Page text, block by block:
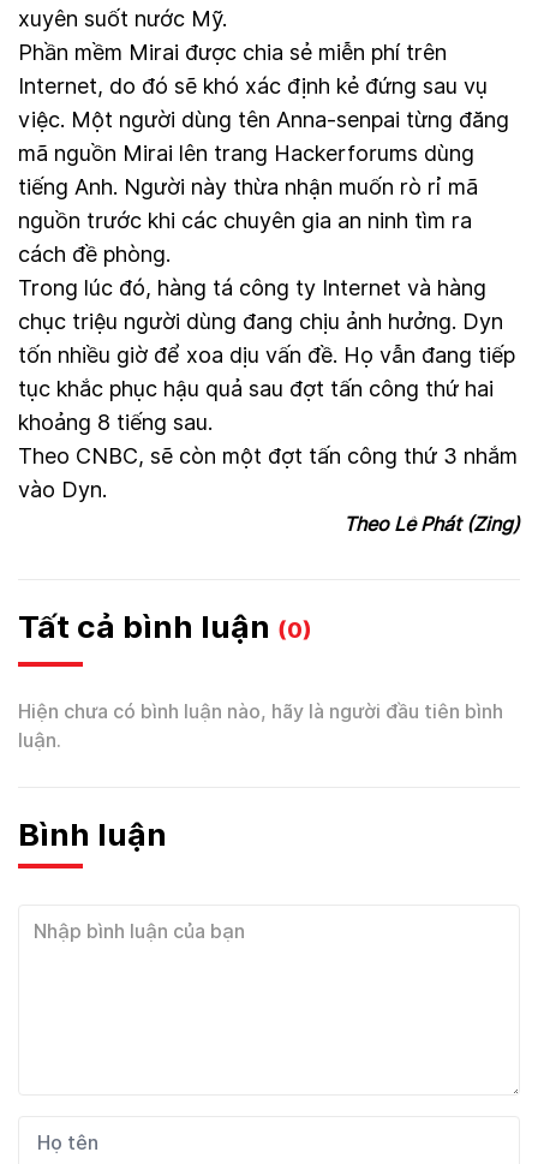
xuyên suốt nước Mỹ.
Phần mềm Mirai được chia sẻ miễn phí trên
Internet, do đó sẽ khó xác định kẻ đứng sau vụ
việc. Một người dùng tên Anna-senpai từng đăng
mã nguồn Mirai lên trang Hackerforums dùng
tiếng Anh. Người này thừa nhận muốn rò rỉ mã
nguồn trước khi các chuyên gia an ninh tìm ra
cách đề phòng.
Trong lúc đó, hàng tá công ty Internet và hàng
chục triệu người dùng đang chịu ảnh hưởng. Dyn
tốn nhiều giờ để xoa dịu vấn đề. Họ vẫn đang tiếp
tục khắc phục hậu quả sau đợt tấn công thứ hai
khoảng 8 tiếng sau.
Theo CNBC, sẽ còn một đợt tấn công thứ 3 nhắm
vào Dyn.
Theo Lê Phát (Zing)
Tất cả bình luận (0)
Hiện chưa có bình luận nào, hãy là người đầu tiên bình
luận.
Bình luận